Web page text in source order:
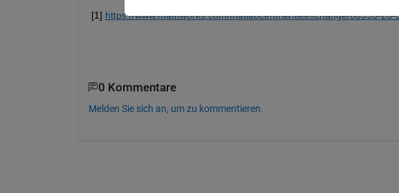
[1] https://www.mathworks.com/matlabcentral/fileexchange/60993-
0 Kommentare
Melden Sie sich an, um zu kommentieren.